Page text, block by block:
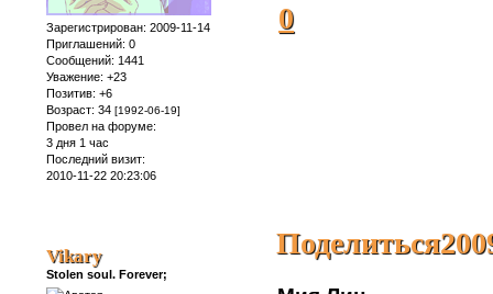
Зарегистрирован: 2009-11-14
Приглашений: 0
Сообщений: 1441
Уважение: +23
Позитив: +6
Возраст: 34 [1992-06-19]
Провел на форуме:
3 дня 1 час
Последний визит:
2010-11-22 20:23:06
0
Поделиться
Vikary
Stolen soul. Forever;